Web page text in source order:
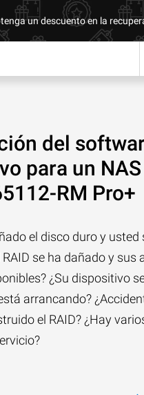
un descuento en la
del
para un
RM Pro+
el disco duro y
RAID se ha dañado y sus
¿Su dispositivo
arrancando?
el RAID? ¿Hay